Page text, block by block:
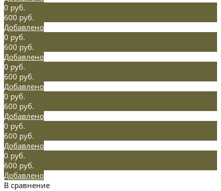
0 руб.
600 руб.
Добавлено
0 руб.
600 руб.
Добавлено
0 руб.
600 руб.
Добавлено
0 руб.
600 руб.
Добавлено
0 руб.
600 руб.
Добавлено
0 руб.
600 руб.
Добавлено
В сравнение